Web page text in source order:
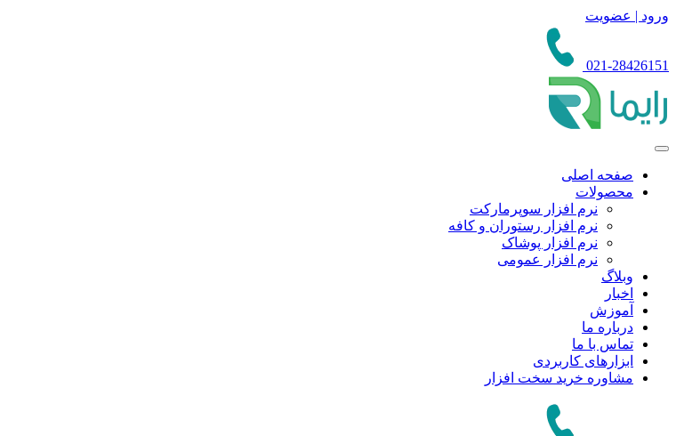
ورود | عضویت
021-28426151
صفحه اصلی
محصولات
نرم افزار سوپرمارکت
نرم افزار رستوران و کافه
نرم افزار پوشاک
نرم افزار عمومی
وبلاگ
اخبار
آموزش
درباره ما
تماس با ما
ابزارهای کاربردی
مشاوره خرید سخت افزار